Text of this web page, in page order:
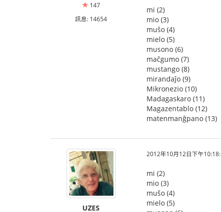
147
訊息: 14654
mi (2)
mio (3)
muŝo (4)
mielo (5)
musono (6)
maĉgumo (7)
mustango (8)
mirandaĵo (9)
Mikronezio (10)
Madagaskaro (11)
Magazentablo (12)
matenmanĝpano (13)
UZES
2012年10月12日下午
mi (2)
mio (3)
muŝo (4)
mielo (5)